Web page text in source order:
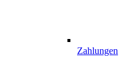
Zahlungen